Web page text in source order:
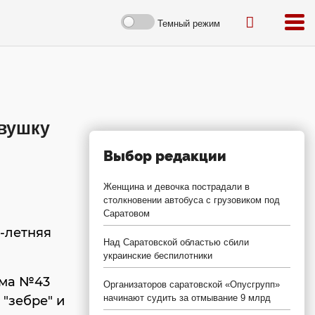
Темный режим
№43
и
Выбор редакции
Женщина и девочка пострадали в
столкновении автобуса с грузовиком под
Саратовом
Над Саратовской областью сбили
украинские беспилотники
Организаторов саратовской «Опусгрупп»
начинают судить за отмывание 9 млрд